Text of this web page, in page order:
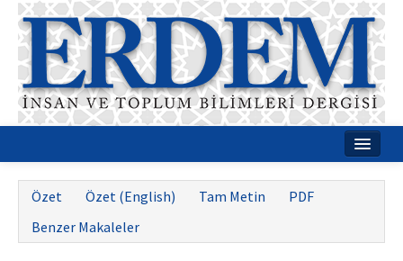
Dergi Kurulları
Özet Özet (English) Tam Metin
PDF
Benzer Makaleler